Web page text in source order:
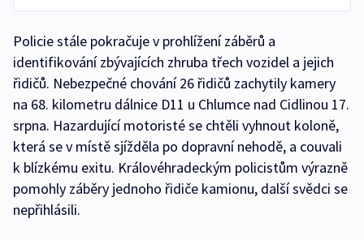
Policie stále pokračuje v prohlížení záběrů a
identifikování zbývajících zhruba třech vozidel a jejich
řidičů. Nebezpečné chování 26 řidičů zachytily kamery
na 68. kilometru dálnice D11 u Chlumce nad Cidlinou 17.
srpna. Hazardující motoristé se chtěli vyhnout koloně,
která se v místě sjížděla po dopravní nehodě, a couvali
k blízkému exitu. Královéhradeckým policistům výrazně
pomohly záběry jednoho řidiče kamionu, další svědci se
nepřihlásili.